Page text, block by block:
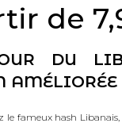
de
DU
AMÉLIORÉE
le fameux hash